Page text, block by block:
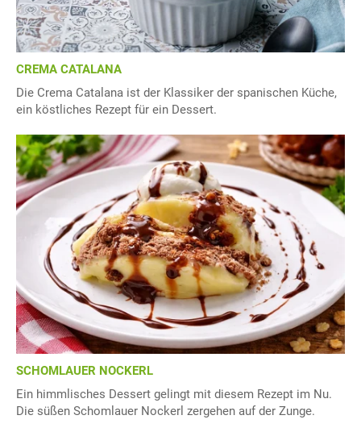
CREMA CATALANA
Die Crema Catalana ist der Klassiker der spanischen Küche,
ein köstliches Rezept für ein Dessert.
SCHOMLAUER NOCKERL
Ein himmlisches Dessert gelingt mit diesem Rezept im Nu.
Die süßen Schomlauer Nockerl zergehen auf der Zunge.